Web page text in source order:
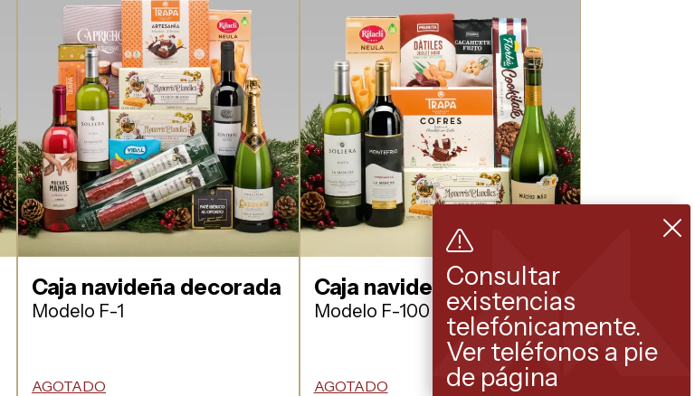
Caja navideña decorada
Modelo F-1
AGOTADO
Caja navideña decorada
Modelo F-100
AGOTADO
Consultar
existencias
telefónicamente.
Ver teléfonos a pie
de página